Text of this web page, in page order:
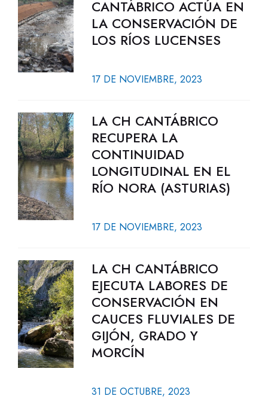
CANTÁBRICO ACTÚA EN
LA CONSERVACIÓN DE
LOS RÍOS LUCENSES
17 DE NOVIEMBRE, 2023
LA CH CANTÁBRICO
RECUPERA LA
CONTINUIDAD
LONGITUDINAL EN EL
RÍO NORA (ASTURIAS)
17 DE NOVIEMBRE, 2023
LA CH CANTÁBRICO
EJECUTA LABORES DE
CONSERVACIÓN EN
CAUCES FLUVIALES DE
GIJÓN, GRADO Y
MORCÍN
31 DE OCTUBRE, 2023